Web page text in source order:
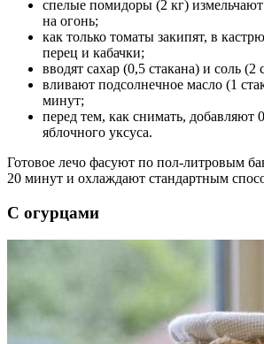
спелые помидоры (2 кг)
на огонь;
как только томаты закипят, в
перец и кабачки;
вводят сахар (0,5 стакана) и соль (2
вливают подсолнечное масло (1
минут;
перед тем, как снимать, добавляют
яблочного уксуса.
Готовое лечо фасуют по пол-литровым
20 минут и охлаждают стандартным
С огурцами